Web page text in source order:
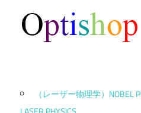
（レーザー物理学）NOBEL